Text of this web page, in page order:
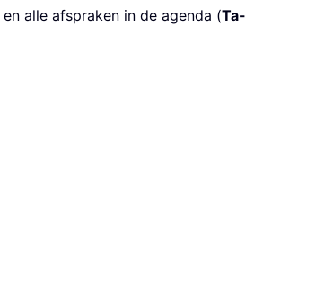
alle afspraken in de agenda (Ta-